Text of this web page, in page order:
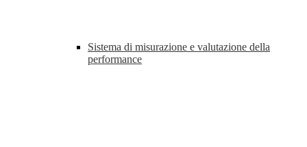
Sistema di misurazione e valutazione della
performance